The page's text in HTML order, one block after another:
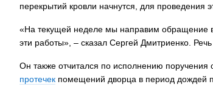
перекрытий кровли начнутся, для проведения
«На текущей неделе мы направим обращение
эти работы», – сказал Сергей Дмитриенко.
Он также отчитался по исполнению поручения
протечек помещений дворца в период дождей